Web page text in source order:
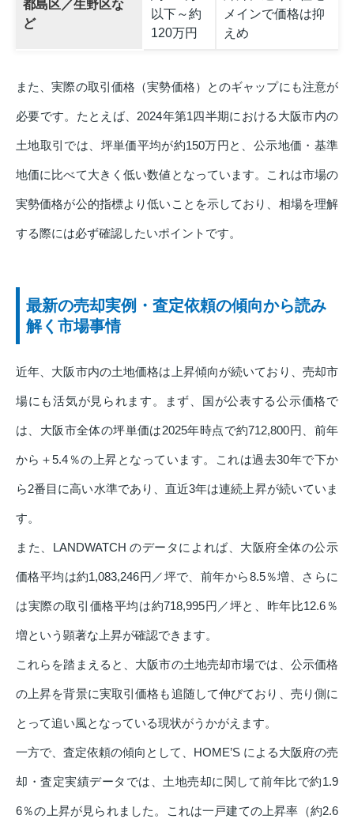
都島区／生野区な
ど
以下～約
120万円
メインで価格は抑
えめ
また、実際の取引価格（実勢価格）とのギャップにも注意が
必要です。たとえば、2024年第1四半期における大阪市内の
土地取引では、坪単価平均が約150万円と、公示地価・基準
地価に比べて大きく低い数値となっています。これは市場の
実勢価格が公的指標より低いことを示しており、相場を理解
する際には必ず確認したいポイントです。
最新の売却実例・査定依頼の傾向から読み
解く市場事情
近年、大阪市内の土地価格は上昇傾向が続いており、売却市
場にも活気が見られます。まず、国が公表する公示価格で
は、大阪市全体の坪単価は2025年時点で約712,800円、前年
から＋5.4％の上昇となっています。これは過去30年で下か
ら2番目に高い水準であり、直近3年は連続上昇が続いていま
す。
また、LANDWATCH のデータによれば、大阪府全体の公示
価格平均は約1,083,246円／坪で、前年から8.5％増、さらに
は実際の取引価格平均は約718,995円／坪と、昨年比12.6％
増という顕著な上昇が確認できます。
これらを踏まえると、大阪市の土地売却市場では、公示価格
の上昇を背景に実取引価格も追随して伸びており、売り側に
とって追い風となっている現状がうかがえます。
一方で、査定依頼の傾向として、HOME’S による大阪府の売
却・査定実績データでは、土地売却に関して前年比で約1.9
6％の上昇が見られました。これは一戸建ての上昇率（約2.6